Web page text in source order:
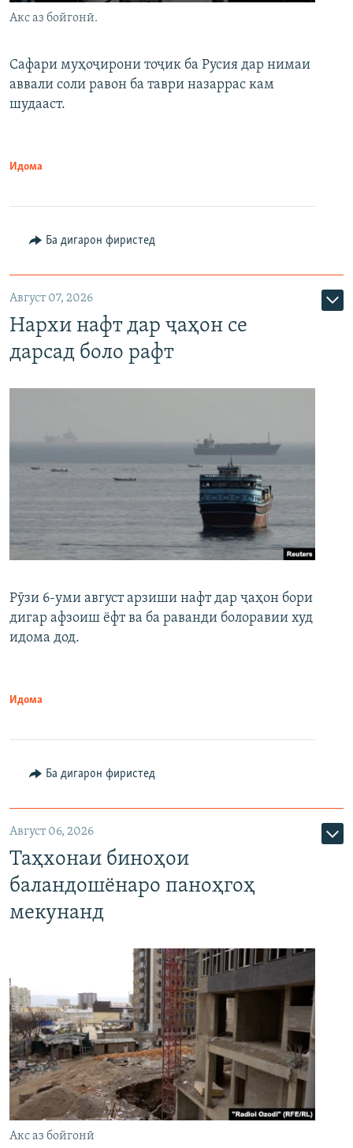
Акс аз бойгонӣ.
Сафари муҳоҷирони тоҷик ба Русия дар нимаи
аввали соли равон ба таври назаррас кам
шудааст.
Идома
Ба дигарон фиристед
Август 07, 2026
Нархи нафт дар ҷаҳон се
дарсад боло рафт
Рӯзи 6-уми август арзиши нафт дар ҷаҳон бори
дигар афзоиш ёфт ва ба раванди болоравии худ
идома дод.
Идома
Ба дигарон фиристед
Август 06, 2026
Таҳхонаи биноҳои
баландошёнаро паноҳгоҳ
мекунанд
Акс аз бойгонӣ